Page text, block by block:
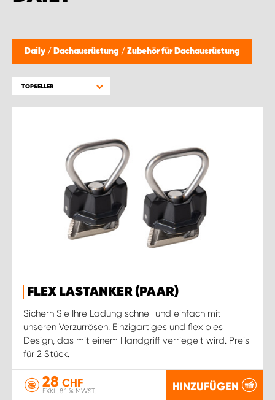
Daily / Dachausrüstung / Zubehör für Dachausrüstung
TOPSELLER
FLEX LASTANKER (PAAR)
Sichern Sie Ihre Ladung schnell und einfach mit
unseren Verzurrösen. Einzigartiges und flexibles
Design, das mit einem Handgriff verriegelt wird. Preis
für 2 Stück.
28 CHF
EXKL. 8.1 % MWST. HINZUFÜGEN